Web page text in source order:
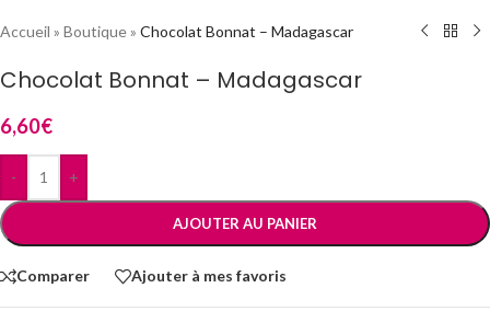
Accueil » Boutique» Chocolat Bonnat – Madagascar
Chocolat Bonnat – Madagascar
6,60€
- +
AJOUTER AU PANIER
Comparer Ajouter à mes favoris